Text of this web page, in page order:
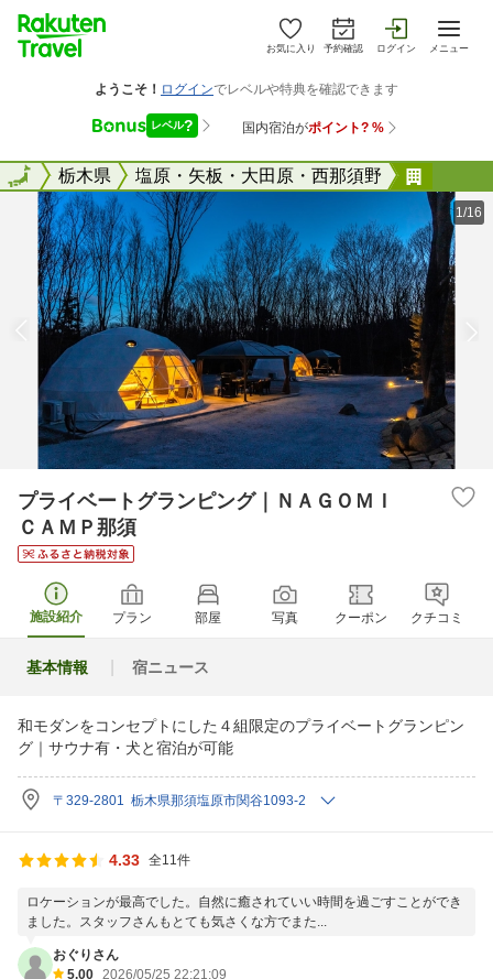
お気に入り 予約確認 ログイン メニュー
全国栃木県 塩原・矢板・大田原・西那須野
全国
1/16
プライベートグランピング｜ＮＡＧＯＭＩ
ＣＡＭＰ那須
施設紹介 プラン 部屋 写真 クーポン クチコミ
基本情報 宿ニュース
和モダンをコンセプトにした４組限定のプライベートグランピン
グ｜サウナ有・犬と宿泊が可能
〒329-2801 栃木県那須塩原市関谷1093-2
4.33 全11件
ロケーションが最高でした。自然に癒されていい時間を過ごすことができ
ました。スタッフさんもとても気さくな方でまた...
おぐりさん
5.00 2026/05/25 22:21:09